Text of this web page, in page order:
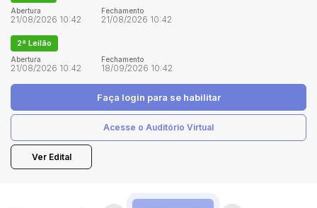
Bairro
Judiciais
Faixa de valor
Abertura
21/08/2026 10:42
Fechamento
21/08/2026 10:42
2ª Leilão
Abertura
21/08/2026 10:42
Fechamento
18/09/2026 10:42
Faça login para se habilitar
Acesse o Auditório Virtual
Ver Edital